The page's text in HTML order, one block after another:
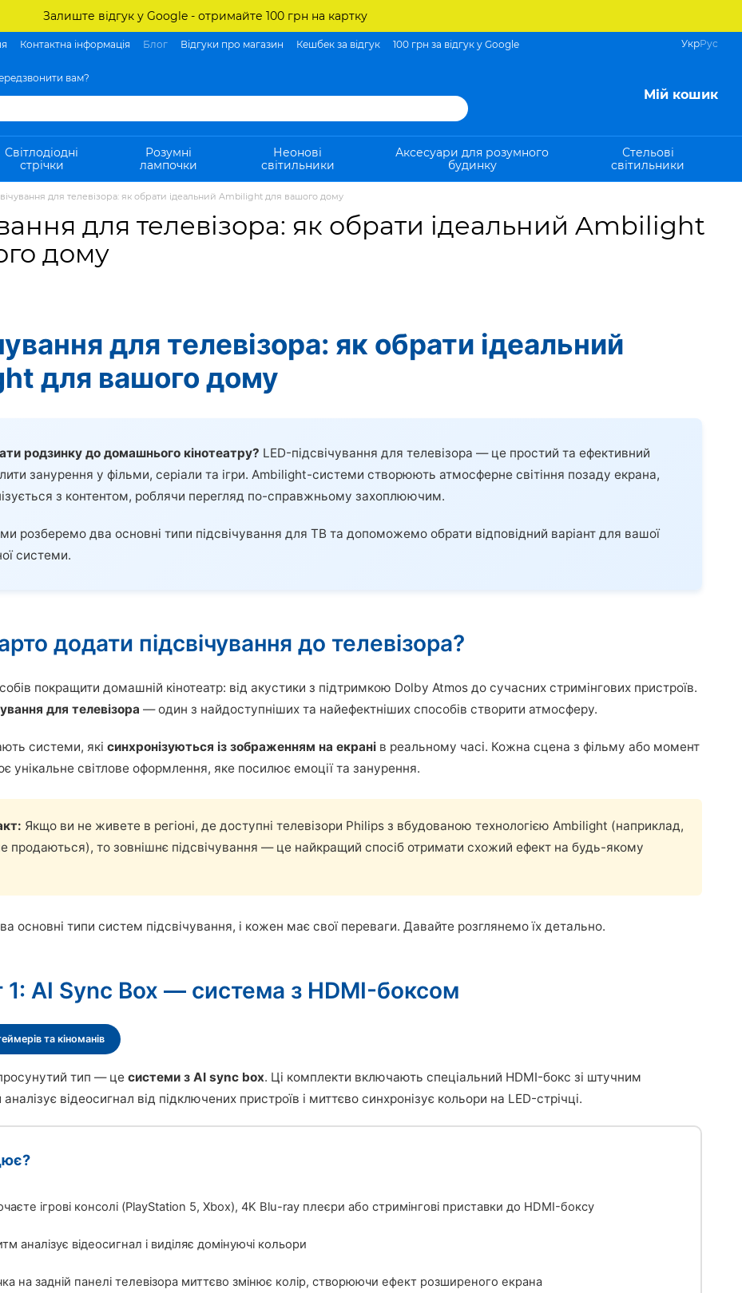
Залиште відгук у Google - отримайте 100 грн на картку
Контактна інформація Блог Відгуки про магазин Кешбек за відгук 100 грн за відгук у Google УкрРус
вам?
Мій кошик
Світлодіодні
стрічки
Розумні
лампочки
Неонові
світильники
Аксесуари для розумного
будинку
Стельові
світильники
для телевізора: як обрати ідеальний Ambilight для вашого дому
для телевізора: як обрати ідеальний Ambilight
дому
для телевізора: як обрати ідеальний
для вашого дому
родзинку до домашнього кінотеатру? LED-підсвічування для телевізора — це простий та ефективний
занурення у фільми, серіали та ігри. Ambilight-системи створюють атмосферне світіння позаду екрана,
з контентом, роблячи перегляд по-справжньому захоплюючим.
ми розберемо два основні типи підсвічування для ТВ та допоможемо обрати відповідний варіант для вашої
системи.
додати підсвічування до телевізора?
покращити домашній кінотеатр: від акустики з підтримкою Dolby Atmos до сучасних стримінгових пристроїв.
для телевізора — один з найдоступніших та найефектніших способів створити атмосферу.
системи, які синхронізуються із зображенням на екрані в реальному часі. Кожна сцена з фільму або момент
унікальне світлове оформлення, яке посилює емоції та занурення.
Якщо ви не живете в регіоні, де доступні телевізори Philips з вбудованою технологією Ambilight (наприклад,
продаються), то зовнішнє підсвічування — це найкращий спосіб отримати схожий ефект на будь-якому
основні типи систем підсвічування, і кожен має свої переваги. Давайте розглянемо їх детально.
1: AI Sync Box — система з HDMI-боксом
та кіноманів
тип — це системи з AI sync box. Ці комплекти включають спеціальний HDMI-бокс зі штучним
відеосигнал від підключених пристроїв і миттєво синхронізує кольори на LED-стрічці.
ігрові консолі (PlayStation 5, Xbox), 4K Blu-ray плеєри або стримінгові приставки до HDMI-боксу
аналізує відеосигнал і виділяє домінуючі кольори
на задній панелі телевізора миттєво змінює колір, створюючи ефект розширеного екрана